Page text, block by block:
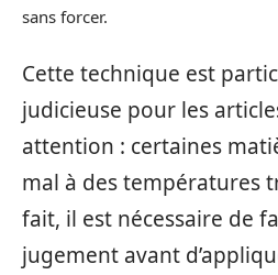
sans forcer.
Cette technique est
judicieuse pour les
attention : certaines
mal à des températures
fait, il est nécessaire de
jugement avant